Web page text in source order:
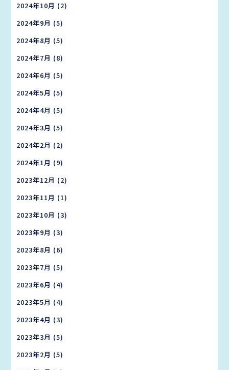
2024年10月 (2)
2024年9月 (5)
2024年8月 (5)
2024年7月 (8)
2024年6月 (5)
2024年5月 (5)
2024年4月 (5)
2024年3月 (5)
2024年2月 (2)
2024年1月 (9)
2023年12月 (2)
2023年11月 (1)
2023年10月 (3)
2023年9月 (3)
2023年8月 (6)
2023年7月 (5)
2023年6月 (4)
2023年5月 (4)
2023年4月 (3)
2023年3月 (5)
2023年2月 (5)